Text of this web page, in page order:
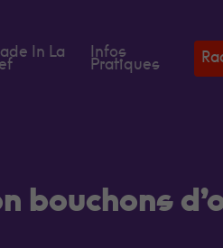
In La Infos
Pratiques
bouchons